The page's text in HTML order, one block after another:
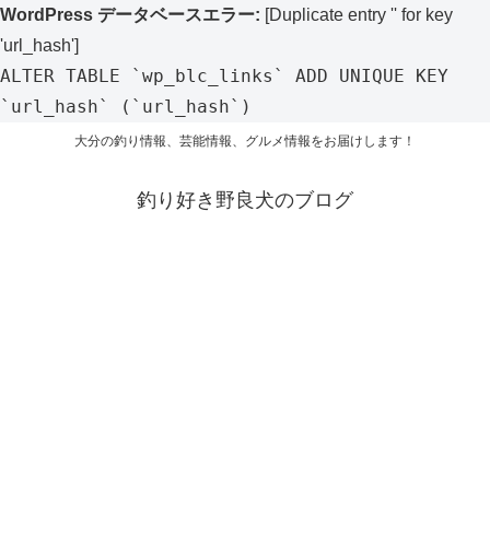
WordPress データベースエラー: [Duplicate entry '' for key
'url_hash']
ALTER TABLE `wp_blc_links` ADD UNIQUE KEY
`url_hash` (`url_hash`)
大分の釣り情報、芸能情報、グルメ情報をお届けします！
釣り好き野良犬のブログ